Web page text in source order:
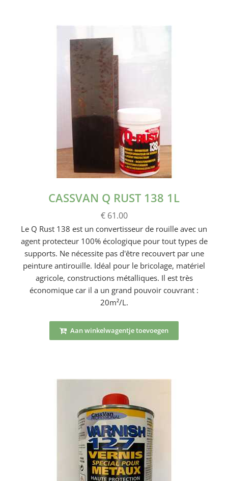
CASSVAN Q RUST 138 1L
€ 61.00
Le Q Rust 138 est un convertisseur de rouille avec un
agent protecteur 100% écologique pour tout types de
supports. Ne nécessite pas d'être recouvert par une
peinture antirouille. Idéal pour le bricolage, matériel
agricole, constructions métalliques. Il est très
économique car il a un grand pouvoir couvrant :
20m²/L.
Aan winkelwagentje toevoegen